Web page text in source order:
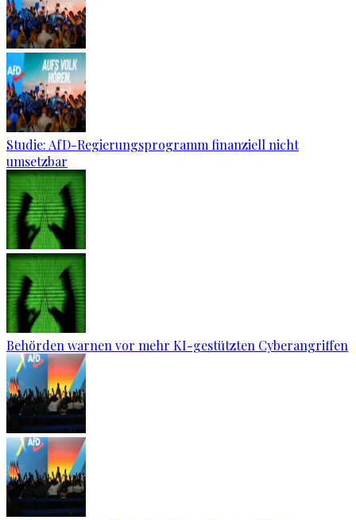
Studie: AfD-Regierungsprogramm finanziell nicht
umsetzbar
Behörden warnen vor mehr KI-gestützten Cyberangriffen